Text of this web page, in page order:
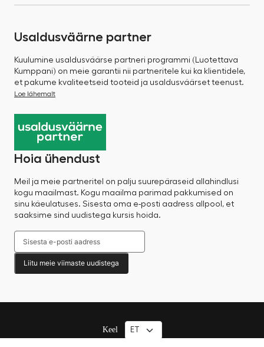
Usaldusväärne partner
Kuulumine usaldusväärse partneri programmi (Luotettava
Kumppani) on meie garantii nii partneritele kui ka klientidele,
et pakume kvaliteetseid tooteid ja usaldusväärset teenust.
Loe lähemalt
Hoia ühendust
Meil ja meie partneritel on palju suurepäraseid allahindlusi
kogu maailmast. Kogu maailma parimad pakkumised on
sinu käeulatuses. Sisesta oma e-posti aadress allpool, et
saaksime sind uudistega kursis hoida.
Liitu meie viimaste uudistega
Keel